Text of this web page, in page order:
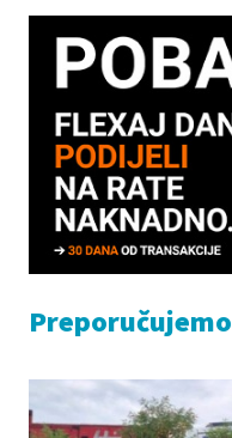
Preporučujemo